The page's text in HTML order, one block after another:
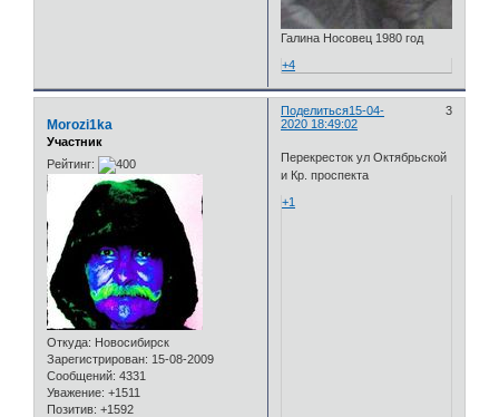
Галина Носовец 1980 год
+4
Поделиться 3
15-04-
2020 18:49:02
Morozi1ka
Участник
Рейтинг:
Откуда: Новосибирск
Зарегистрирован: 15-08-2009
Сообщений: 4331
Уважение: +1511
Позитив: +1592
Перекресток ул Октябрьской
и Кр. проспекта
+1